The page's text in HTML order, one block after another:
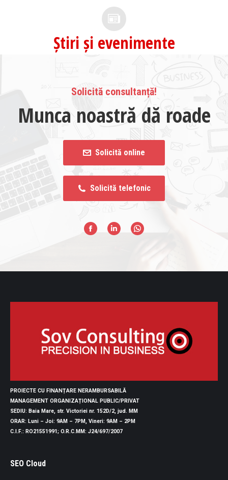
Știri și evenimente
Solicită consultanță!
Munca noastră dă roade
Solicită online
Solicită telefonic
Facebook Whatsapp
PROIECTE CU FINANȚARE NERAMBURSABILĂ
MANAGEMENT ORGANIZAȚIONAL PUBLIC/PRIVAT
SEDIU: Baia Mare, str. Victoriei nr. 152D/2, jud. MM
ORAR: Luni – Joi: 9AM – 7PM, Vineri: 9AM – 2PM
C.I.F.: RO21551991; O.R.C.MM: J24/697/2007
SEO Cloud